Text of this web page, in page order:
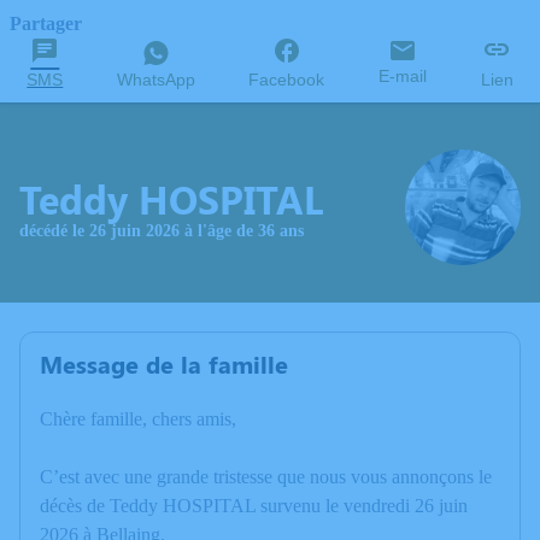
Partager
SMS WhatsApp Facebook E-mail Lien
Teddy HOSPITAL
décédé le 26 juin 2026 à l'âge de 36 ans
Message de la famille
Chère famille, chers amis,
C’est avec une grande tristesse que nous vous annonçons le
décès de Teddy HOSPITAL survenu le vendredi 26 juin
2026 à Bellaing.